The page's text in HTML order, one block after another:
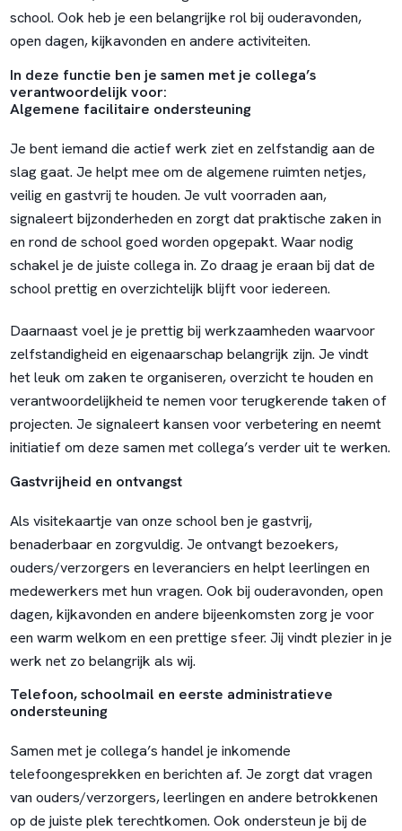
school. Ook heb je een belangrijke rol bij ouderavonden,
open dagen, kijkavonden en andere activiteiten.
In deze functie ben je samen met je collega’s
verantwoordelijk voor:
Algemene facilitaire ondersteuning
Je bent iemand die actief werk ziet en zelfstandig aan de
slag gaat. Je helpt mee om de algemene ruimten netjes,
veilig en gastvrij te houden. Je vult voorraden aan,
signaleert bijzonderheden en zorgt dat praktische zaken in
en rond de school goed worden opgepakt. Waar nodig
schakel je de juiste collega in. Zo draag je eraan bij dat de
school prettig en overzichtelijk blijft voor iedereen.
Daarnaast voel je je prettig bij werkzaamheden waarvoor
zelfstandigheid en eigenaarschap belangrijk zijn. Je vindt
het leuk om zaken te organiseren, overzicht te houden en
verantwoordelijkheid te nemen voor terugkerende taken of
projecten. Je signaleert kansen voor verbetering en neemt
initiatief om deze samen met collega’s verder uit te werken.
Gastvrijheid en ontvangst
Als visitekaartje van onze school ben je gastvrij,
benaderbaar en zorgvuldig. Je ontvangt bezoekers,
ouders/verzorgers en leveranciers en helpt leerlingen en
medewerkers met hun vragen. Ook bij ouderavonden, open
dagen, kijkavonden en andere bijeenkomsten zorg je voor
een warm welkom en een prettige sfeer. Jij vindt plezier in je
werk net zo belangrijk als wij.
Telefoon, schoolmail en eerste administratieve
ondersteuning
Samen met je collega’s handel je inkomende
telefoongesprekken en berichten af. Je zorgt dat vragen
van ouders/verzorgers, leerlingen en andere betrokkenen
op de juiste plek terechtkomen. Ook ondersteun je bij de